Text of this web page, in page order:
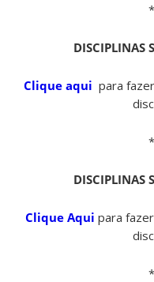
DISCIPLINAS
Clique aqui para
DISCIPLINAS
Clique Aqui para